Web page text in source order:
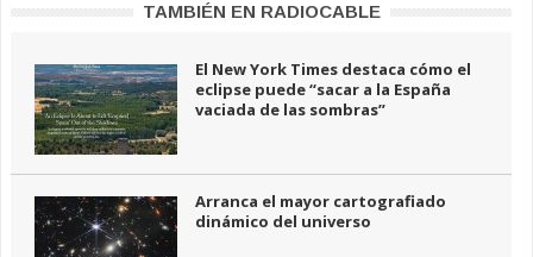
TAMBIÉN EN RADIOCABLE
El New York Times destaca cómo el
eclipse puede “sacar a la España
vaciada de las sombras”
Arranca el mayor cartografiado
dinámico del universo